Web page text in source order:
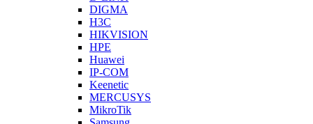
DIGMA
H3C
HIKVISION
HPE
Huawei
IP-COM
Keenetic
MERCUSYS
MikroTik